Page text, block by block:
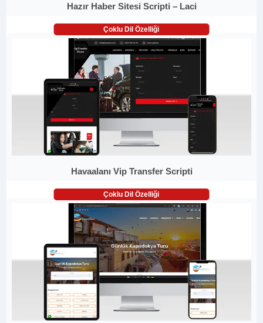
Hazır Haber Sitesi Scripti – Laci
Çoklu Dil Özelliği
Havaalanı Vip Transfer Scripti
Çoklu Dil Özelliği